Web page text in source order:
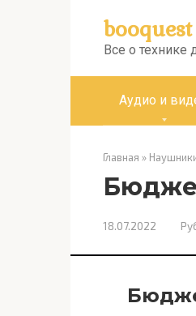
booquest
Все о технике
Аудио и
Главная »
18.07.2022